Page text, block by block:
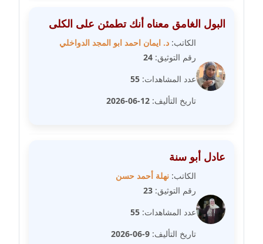
مدونة علاء سرحان
عاملة
مدونة علي الصادق
عاملة
مدونة علي الفشني
عاملة
مدونة عمرو عاطف
عاملة
مدونة غادة زهران
البول الغامق معناه أنك تطمئن على الكلى
الكاتب: د. ايمان احمد ابو المجد الدواخلي
رقم التوثيق: 24
عدد المشاهدات: 55
تاريخ التأليف: 12-06-2026
عادل أبو سنة
الكاتب: نهلة أحمد حسن
رقم التوثيق: 23
عدد المشاهدات: 55
تاريخ التأليف: 9-06-2026